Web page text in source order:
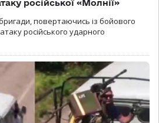
російської «Молнії»
бригади, повертаючись із бойового
російського ударного